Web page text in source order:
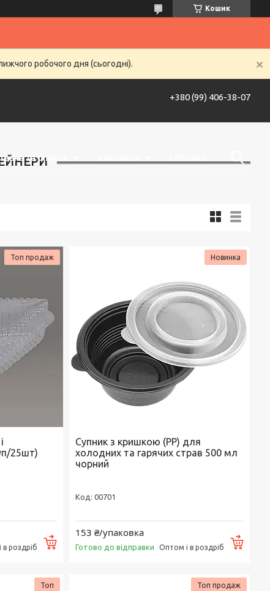
Кошик
робочого дня (сьогодні).
+380 (99) 406-38-07
та оплата
Топ продаж
25шт)
роздріб Купити
Новинка
Супник з кришкою (РР) для
холодних та гарячих страв 500 мл
чорний
00701
153 ₴/упаковка
Готово до відправки Оптом і в роздріб
Топ Топ продаж